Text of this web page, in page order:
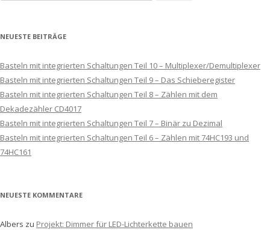
nach:
NEUESTE BEITRÄGE
Basteln mit integrierten Schaltungen Teil 10 – Multiplexer/Demultiplexer
Basteln mit integrierten Schaltungen Teil 9 – Das Schieberegister
Basteln mit integrierten Schaltungen Teil 8 – Zählen mit dem
Dekadezähler CD4017
Basteln mit integrierten Schaltungen Teil 7 – Binär zu Dezimal
Basteln mit integrierten Schaltungen Teil 6 – Zählen mit 74HC193 und
74HC161
NEUESTE KOMMENTARE
Albers zu Projekt: Dimmer für LED-Lichterkette bauen